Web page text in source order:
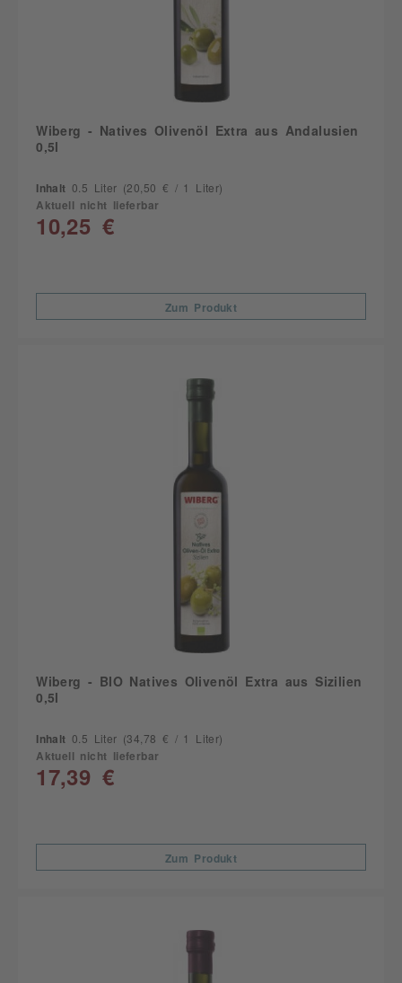
Wiberg - Natives Olivenöl Extra aus Andalusien
0,5l
Inhalt 0.5 Liter (20,50 € / 1 Liter)
Aktuell nicht lieferbar
10,25 €
Zum Produkt
Wiberg - BIO Natives Olivenöl Extra aus Sizilien
0,5l
Inhalt 0.5 Liter (34,78 € / 1 Liter)
Aktuell nicht lieferbar
17,39 €
Zum Produkt